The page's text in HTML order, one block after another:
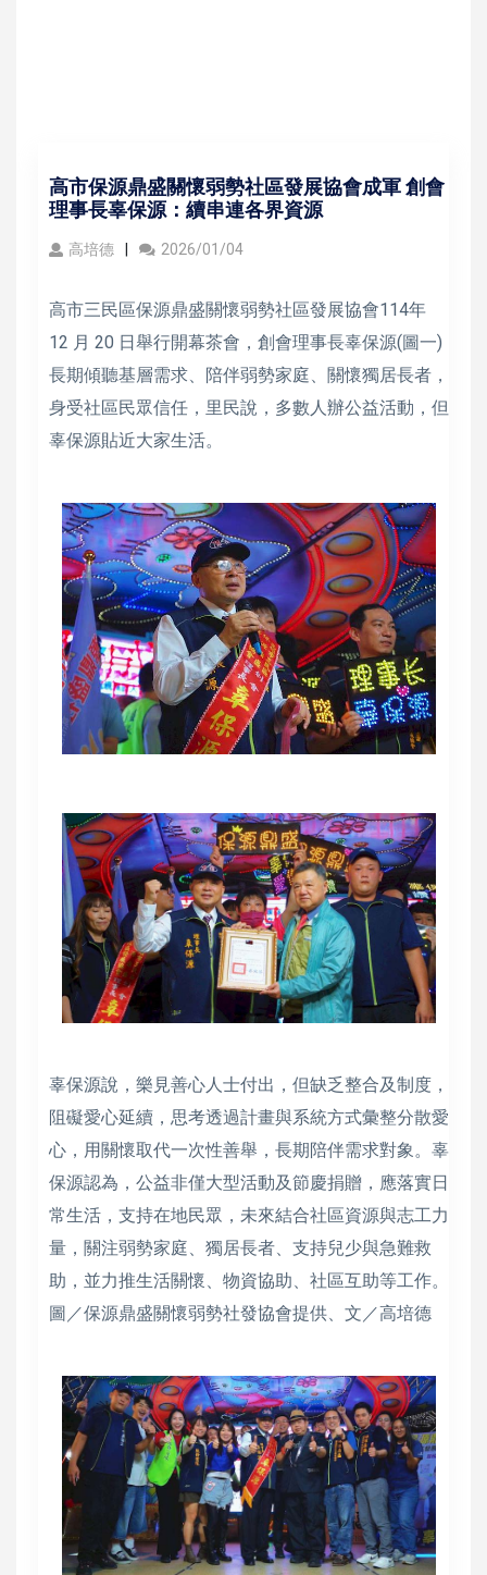
高市保源鼎盛關懷弱勢社區發展協會成軍 創會
理事長辜保源：續串連各界資源
高培德 2026/01/04
高市三民區保源鼎盛關懷弱勢社區發展協會114年
12 月 20 日舉行開幕茶會，創會理事長辜保源(圖一)
長期傾聽基層需求、陪伴弱勢家庭、關懷獨居長者，
身受社區民眾信任，里民說，多數人辦公益活動，但
辜保源貼近大家生活。
辜保源說，樂見善心人士付出，但缺乏整合及制度，
阻礙愛心延續，思考透過計畫與系統方式彙整分散愛
心，用關懷取代一次性善舉，長期陪伴需求對象。辜
保源認為，公益非僅大型活動及節慶捐贈，應落實日
常生活，支持在地民眾，未來結合社區資源與志工力
量，關注弱勢家庭、獨居長者、支持兒少與急難救
助，並力推生活關懷、物資協助、社區互助等工作。
圖／保源鼎盛關懷弱勢社發協會提供、文／高培德